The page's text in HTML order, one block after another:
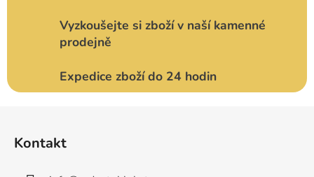
Vyzkoušejte si zboží v naší kamenné
prodejně
Expedice zboží do 24 hodin
Kontakt